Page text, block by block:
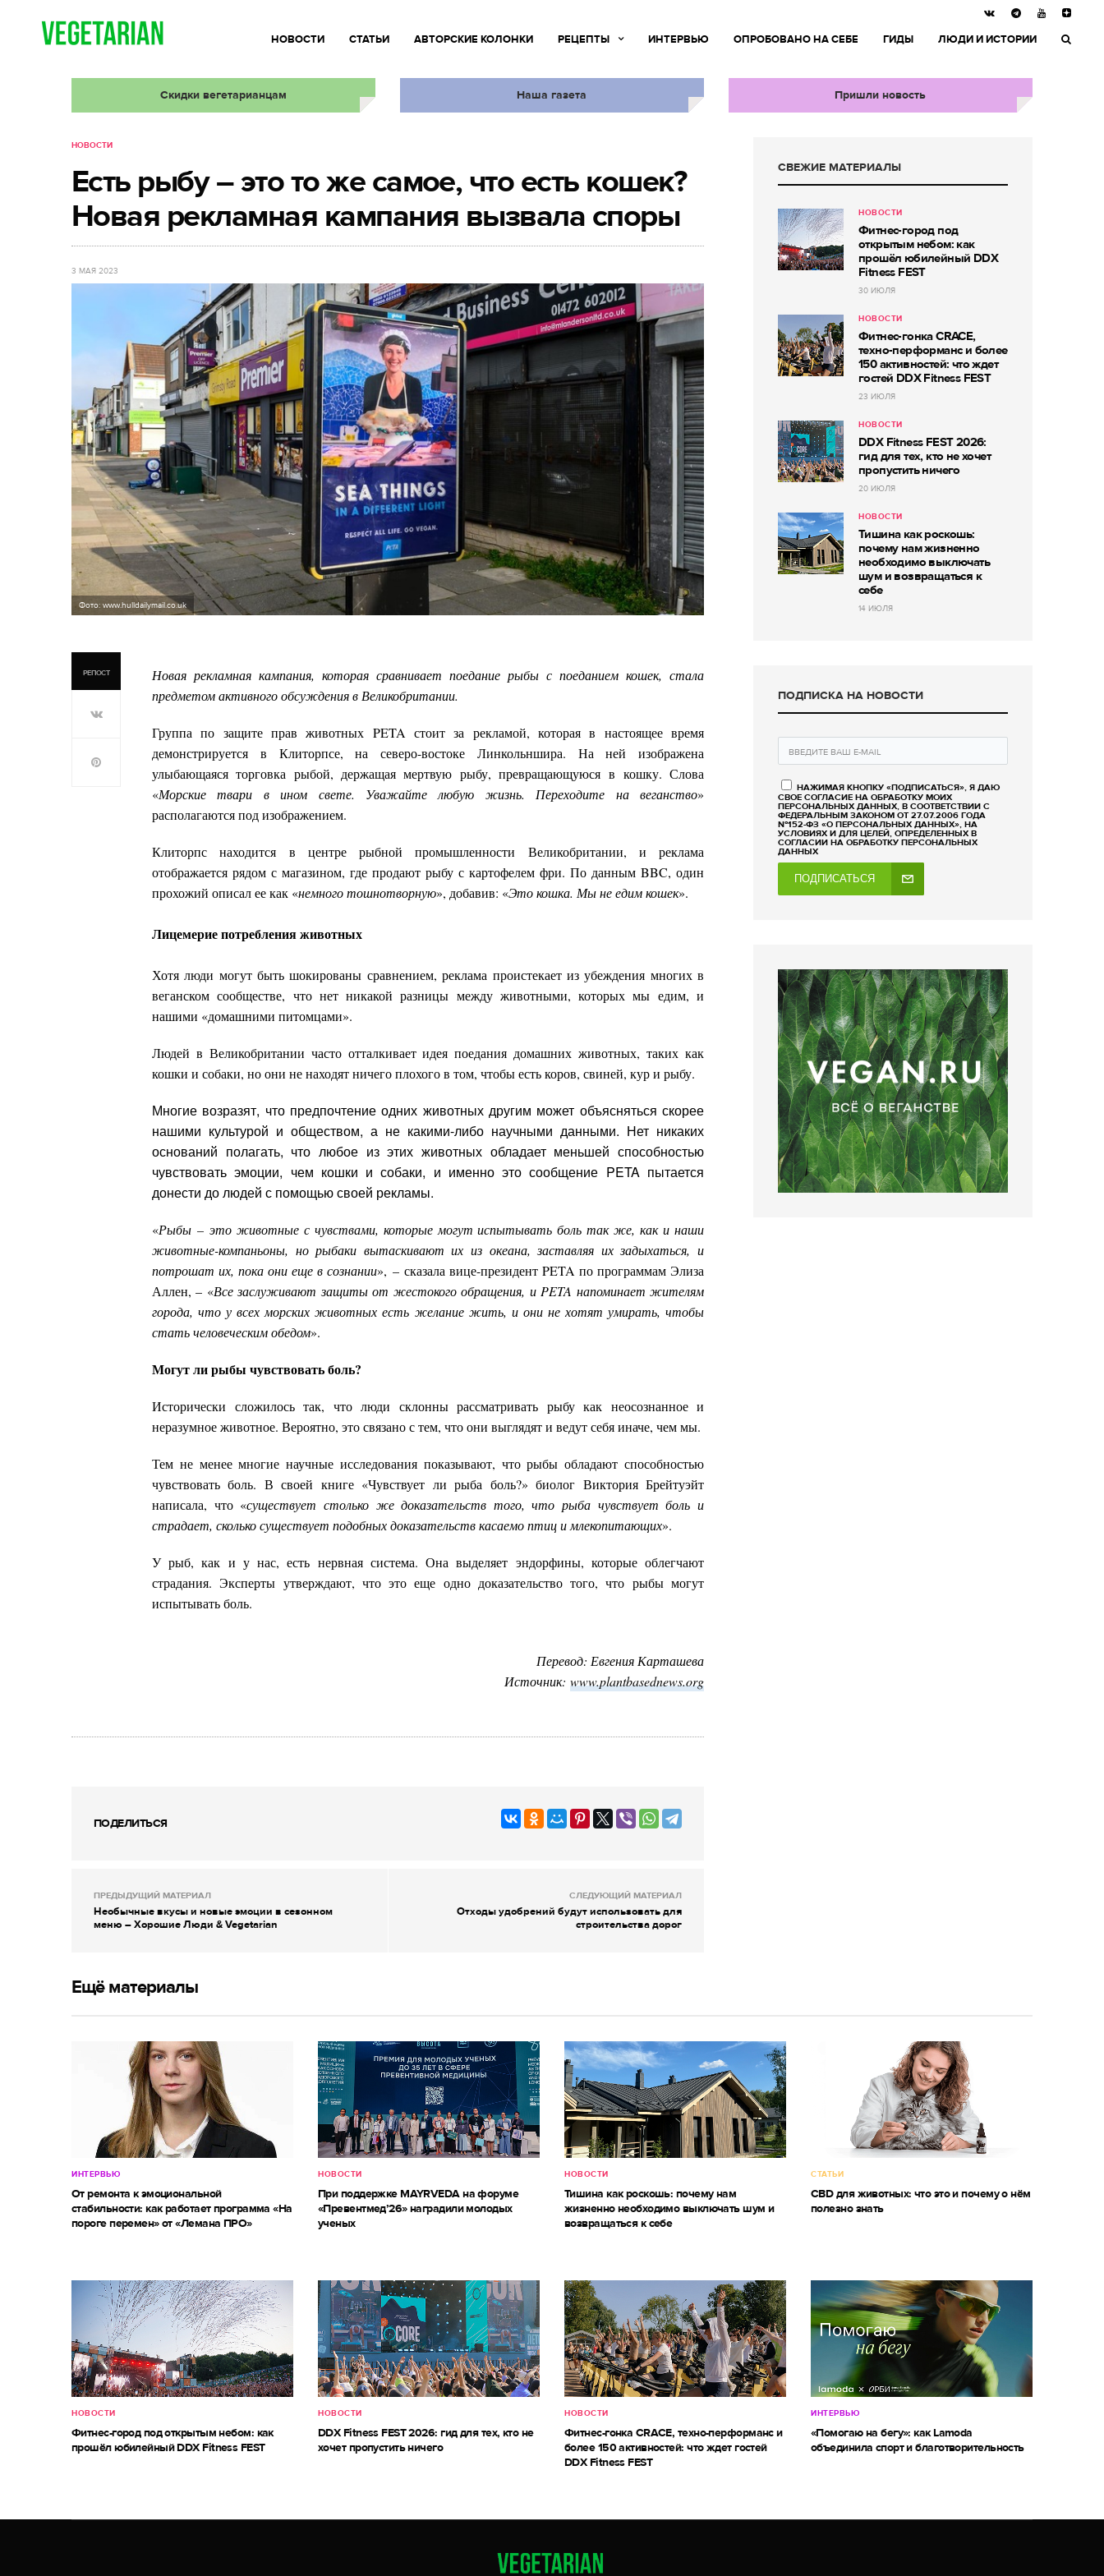
НОВОСТИ СТАТЬИ АВТОРСКИЕ КОЛОНКИ РЕЦЕПТЫ ИНТЕРВЬЮ ОПРОБОВАНО НА СЕБЕ ГИДЫ ЛЮДИ И ИСТОРИИ
Скидки вегетарианцам Наша газета Пришли новость
НОВОСТИ
Есть рыбу – это то же самое, что есть кошек?
Новая рекламная кампания вызвала споры
3 МАЯ 2023
Фото: www.hulldailymail.co.uk
РЕПОСТ
Новая рекламная кампания, которая сравнивает поедание рыбы с поеданием кошек, стала
предметом активного обсуждения в Великобритании.
Группа по защите прав животных PETA стоит за рекламой, которая в настоящее время
демонстрируется в Клиторпсе, на северо-востоке Линкольншира. На ней изображена
улыбающаяся торговка рыбой, держащая мертвую рыбу, превращающуюся в кошку. Слова
«Морские твари в ином свете. Уважайте любую жизнь. Переходите на веганство»
располагаются под изображением.
Клиторпс находится в центре рыбной промышленности Великобритании, и реклама
отображается рядом с магазином, где продают рыбу с картофелем фри. По данным BBC, один
прохожий описал ее как «немного тошнотворную», добавив: «Это кошка. Мы не едим кошек».
Лицемерие потребления животных
Хотя люди могут быть шокированы сравнением, реклама проистекает из убеждения многих в
веганском сообществе, что нет никакой разницы между животными, которых мы едим, и
нашими «домашними питомцами».
Людей в Великобритании часто отталкивает идея поедания домашних животных, таких как
кошки и собаки, но они не находят ничего плохого в том, чтобы есть коров, свиней, кур и рыбу.
Многие возразят, что предпочтение одних животных другим может объясняться скорее
нашими культурой и обществом, а не какими-либо научными данными. Нет никаких
оснований полагать, что любое из этих животных обладает меньшей способностью
чувствовать эмоции, чем кошки и собаки, и именно это сообщение PETA пытается
донести до людей с помощью своей рекламы.
«Рыбы – это животные с чувствами, которые могут испытывать боль так же, как и наши
животные-компаньоны, но рыбаки вытаскивают их из океана, заставляя их задыхаться, и
потрошат их, пока они еще в сознании», – сказала вице-президент PETA по программам Элиза
Аллен, – «Все заслуживают защиты от жестокого обращения, и PETA напоминает жителям
города, что у всех морских животных есть желание жить, и они не хотят умирать, чтобы
стать человеческим обедом».
Могут ли рыбы чувствовать боль?
Исторически сложилось так, что люди склонны рассматривать рыбу как неосознанное и
неразумное животное. Вероятно, это связано с тем, что они выглядят и ведут себя иначе, чем мы.
Тем не менее многие научные исследования показывают, что рыбы обладают способностью
чувствовать боль. В своей книге «Чувствует ли рыба боль?» биолог Виктория Брейтуэйт
написала, что «существует столько же доказательств того, что рыба чувствует боль и
страдает, сколько существует подобных доказательств касаемо птиц и млекопитающих».
У рыб, как и у нас, есть нервная система. Она выделяет эндорфины, которые облегчают
страдания. Эксперты утверждают, что это еще одно доказательство того, что рыбы могут
испытывать боль.
Перевод: Евгения Карташева
Источник: www.plantbasednews.org
ПОДЕЛИТЬСЯ
ПРЕДЫДУЩИЙ МАТЕРИАЛ
Необычные вкусы и новые эмоции в сезонном
меню – Хорошие Люди & Vegetarian
СЛЕДУЮЩИЙ МАТЕРИАЛ
Отходы удобрений будут использовать для
строительства дорог
СВЕЖИЕ МАТЕРИАЛЫ
НОВОСТИ
Фитнес-город под
открытым небом: как
прошёл юбилейный DDX
Fitness FEST
30 ИЮЛЯ
НОВОСТИ
Фитнес-гонка CRACE,
техно-перформанс и более
150 активностей: что ждет
гостей DDX Fitness FEST
23 ИЮЛЯ
НОВОСТИ
DDX Fitness FEST 2026:
гид для тех, кто не хочет
пропустить ничего
20 ИЮЛЯ
НОВОСТИ
Тишина как роскошь:
почему нам жизненно
необходимо выключать
шум и возвращаться к
себе
14 ИЮЛЯ
ПОДПИСКА НА НОВОСТИ
НАЖИМАЯ КНОПКУ «ПОДПИСАТЬСЯ», Я ДАЮ
СВОЕ СОГЛАСИЕ НА ОБРАБОТКУ МОИХ
ПЕРСОНАЛЬНЫХ ДАННЫХ, В СООТВЕТСТВИИ С
ФЕДЕРАЛЬНЫМ ЗАКОНОМ ОТ 27.07.2006 ГОДА
№152-ФЗ «О ПЕРСОНАЛЬНЫХ ДАННЫХ», НА
УСЛОВИЯХ И ДЛЯ ЦЕЛЕЙ, ОПРЕДЕЛЕННЫХ В
СОГЛАСИИ НА ОБРАБОТКУ ПЕРСОНАЛЬНЫХ
ДАННЫХ
ПОДПИСАТЬСЯ
Ещё материалы
ИНТЕРВЬЮ
От ремонта к эмоциональной
стабильности: как работает программа «На
пороге перемен» от «Лемана ПРО»
НОВОСТИ
При поддержке MAYRVEDA на форуме
«Превентмед’26» наградили молодых
ученых
НОВОСТИ
Тишина как роскошь: почему нам
жизненно необходимо выключать шум и
возвращаться к себе
СТАТЬИ
CBD для животных: что это и почему о нём
полезно знать
НОВОСТИ
Фитнес-город под открытым небом: как
прошёл юбилейный DDX Fitness FEST
НОВОСТИ
DDX Fitness FEST 2026: гид для тех, кто не
хочет пропустить ничего
НОВОСТИ
Фитнес-гонка CRACE, техно-перформанс и
более 150 активностей: что ждет гостей
DDX Fitness FEST
ИНТЕРВЬЮ
«Помогаю на бегу»: как Lamoda
объединила спорт и благотворительность